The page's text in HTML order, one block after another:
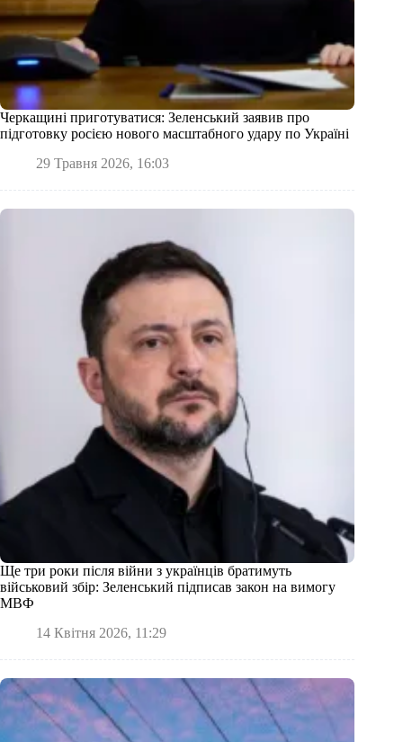
Черкащині приготуватися: Зеленський заявив про
підготовку росією нового масштабного удару по Україні
29 Травня 2026, 16:03
Ще три роки після війни з українців братимуть
військовий збір: Зеленський підписав закон на вимогу
МВФ
14 Квітня 2026, 11:29